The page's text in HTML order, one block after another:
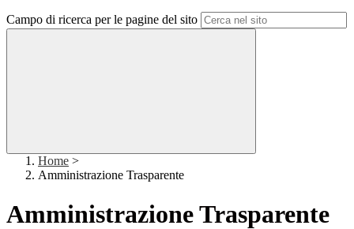
Campo di ricerca per le pagine del sito
Home >
Amministrazione Trasparente
Amministrazione Trasparente